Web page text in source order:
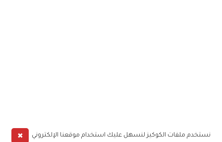
✖
نستخدم ملفات الكوكيز لنسهل عليك استخدام موقعنا الإلكتروني